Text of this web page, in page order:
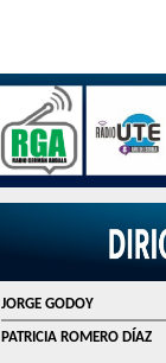
JORGE GODOY
PATRICIA ROMERO DÍAZ